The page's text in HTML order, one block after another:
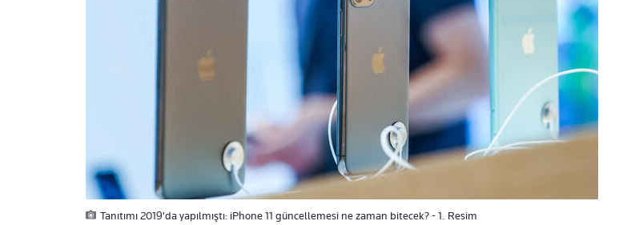
Tanıtımı 2019'da yapılmıştı: iPhone 11 güncellemesi ne zaman bitecek? - 1. Resim